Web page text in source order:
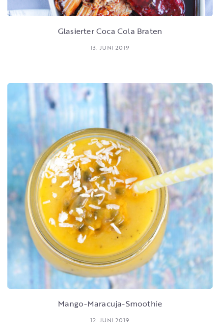
Glasierter Coca Cola Braten
13. JUNI 2019
Mango-Maracuja-Smoothie
12. JUNI 2019